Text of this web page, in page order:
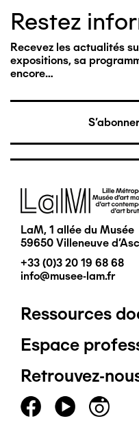
Restez
Recevez les actualités
expositions, sa
encore…
Image
LaM, 1 allée du Musée
59650 Villeneuve
+33 (0)3 20 19 68 68
info@musee-lam.fr
Pied
de
page
principal
Ressources
Espace
Retrouvez-